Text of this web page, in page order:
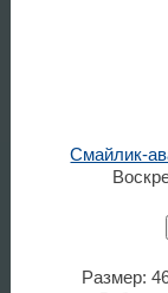
Смайлик-
Размер: